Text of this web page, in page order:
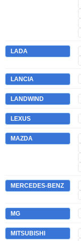
LADA
LANCIA
LANDWIND
LEXUS
MAZDA
MERCEDES-BENZ
MG
MITSUBISHI